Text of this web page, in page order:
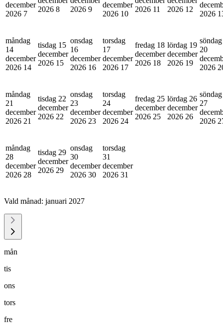
december
2026 7
2026 8
2026 9
december
2026 10
2026 11
2026 12
2026
måndag
14
december
2026 14
tisdag 15
december
2026 15
onsdag
16
december
2026 16
torsdag
17
december
2026 17
fredag 18
december
2026 18
lördag 19
december
2026 19
söndag
20
2026
måndag
21
december
2026 21
tisdag 22
december
2026 22
onsdag
23
december
2026 23
torsdag
24
december
2026 24
fredag 25
december
2026 25
lördag 26
december
2026 26
söndag
27
2026
måndag
28
december
2026 28
tisdag 29
december
2026 29
onsdag
30
december
2026 30
torsdag
31
december
2026 31
Vald månad: januari 2027
mån
tis
ons
tors
fre